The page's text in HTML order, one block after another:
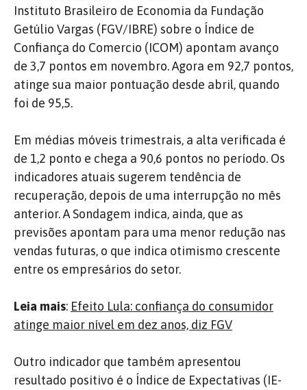
Instituto Brasileiro de Economia da Fundação
Getúlio Vargas (FGV/IBRE) sobre o Índice de
Confiança do Comercio (ICOM) apontam avanço
de 3,7 pontos em novembro. Agora em 92,7 pontos,
atinge sua maior pontuação desde abril, quando
foi de 95,5.
Em médias móveis trimestrais, a alta verificada é
de 1,2 ponto e chega a 90,6 pontos no período. Os
indicadores atuais sugerem tendência de
recuperação, depois de uma interrupção no mês
anterior. A Sondagem indica, ainda, que as
previsões apontam para uma menor redução nas
vendas futuras, o que indica otimismo crescente
entre os empresários do setor.
Leia mais: Efeito Lula: confiança do consumidor
atinge maior nível em dez anos, diz FGV
Outro indicador que também apresentou
resultado positivo é o Índice de Expectativas (IE-